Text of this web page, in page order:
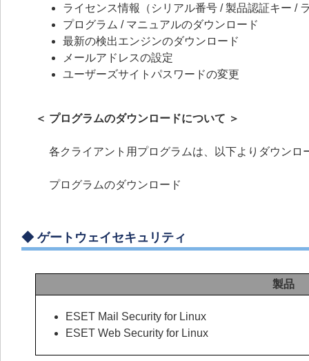
ライセンス情報（シリアル番号 / 製品認証キー /
プログラム / マニュアルのダウンロード
最新の検出エンジンのダウンロード
メールアドレスの設定
ユーザーズサイトパスワードの変更
＜ プログラムのダウンロードについて ＞
各クライアント用プログラムは、以下よりダウンロ
プログラムのダウンロード
◆ ゲートウェイセキュリティ
製品
ESET Mail Security for Linux
ESET Web Security for Linux